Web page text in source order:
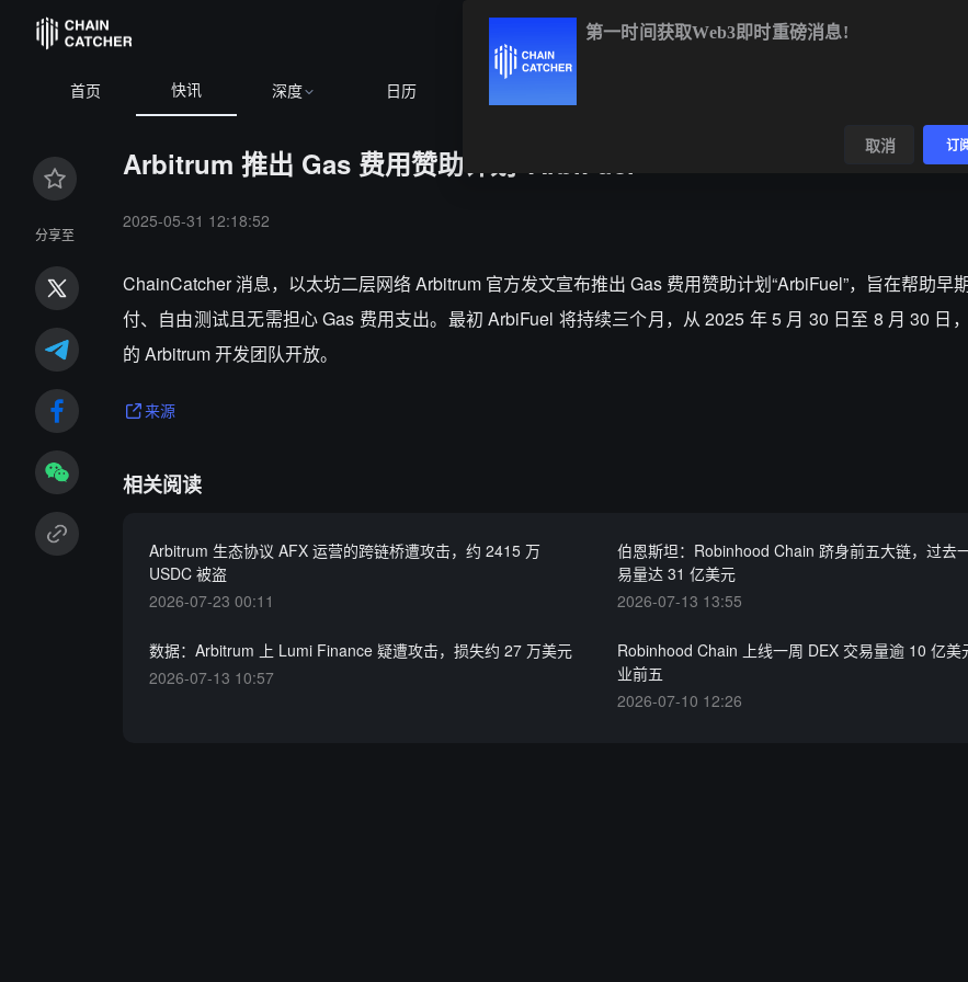
首页 快讯 深度 日历
$1,902.43-0.30% $592.88-0.26%
分享至
Arbitrum 推出 Gas 费用赞助计划"ArbiFuel"
2025-05-31 12:18:52
ChainCatcher 消息，以太坊二层网络 Arbitrum 官方发文宣布推出 Gas 费用赞助计划“ArbiFuel”，旨在帮助早
付、自由测试且无需担心 Gas 费用支出。最初 ArbiFuel 将持续三个月，从 2025 年 5 月 30 日至 8 月 30 日
的 Arbitrum 开发团队开放。
来源
相关阅读
Arbitrum 生态协议 AFX 运营的跨链桥遭攻击，约 2415 万
USDC 被盗
2026-07-23 00:11
伯恩斯坦：Robinhood Chain 跻身前五大链，过去
易量达 31 亿美元
2026-07-13 13:55
数据：Arbitrum 上 Lumi Finance 疑遭攻击，损失约 27 万美元
2026-07-13 10:57
Robinhood Chain 上线一周 DEX 交易量逾 10 亿美
业前五
2026-07-10 12:26
第一时间获取Web3即时重磅消息!
取消 订